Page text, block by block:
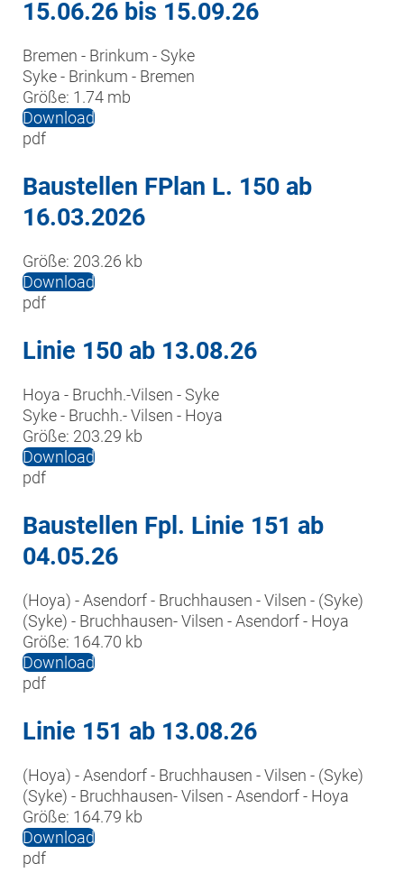
15.06.26 bis 15.09.26
Bremen - Brinkum - Syke
Syke - Brinkum - Bremen
Größe: 1.74 mb
Download
pdf
Baustellen FPlan L. 150 ab
16.03.2026
Größe: 203.26 kb
Download
pdf
Linie 150 ab 13.08.26
Hoya - Bruchh.-Vilsen - Syke
Syke - Bruchh.- Vilsen - Hoya
Größe: 203.29 kb
Download
pdf
Baustellen Fpl. Linie 151 ab
04.05.26
(Hoya) - Asendorf - Bruchhausen - Vilsen - (Syke)
(Syke) - Bruchhausen- Vilsen - Asendorf - Hoya
Größe: 164.70 kb
Download
pdf
Linie 151 ab 13.08.26
(Hoya) - Asendorf - Bruchhausen - Vilsen - (Syke)
(Syke) - Bruchhausen- Vilsen - Asendorf - Hoya
Größe: 164.79 kb
Download
pdf